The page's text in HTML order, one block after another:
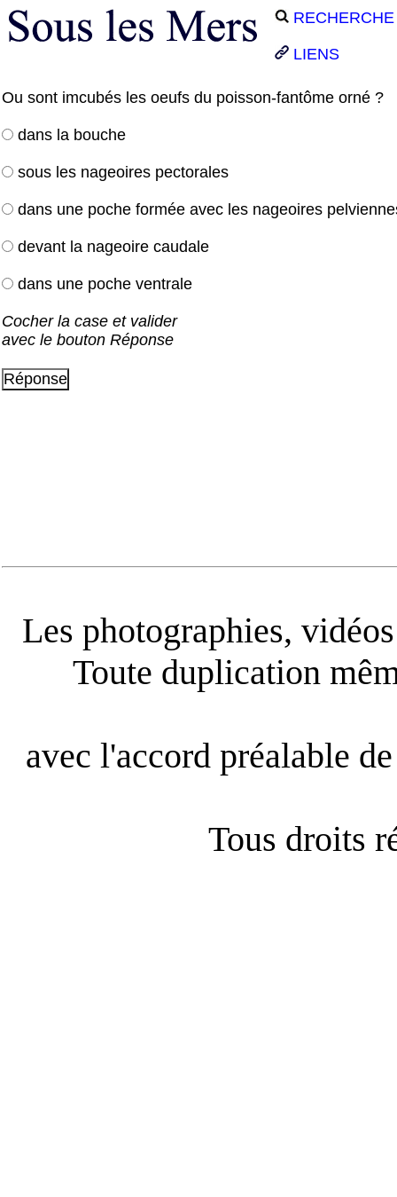
RECHERCHE
LIENS
Ou sont imcubés les oeufs du poisson-fantôme orné ?
dans la bouche
sous les nageoires pectorales
dans une poche formée avec les nageoires
devant la nageoire caudale
dans une poche ventrale
Cocher la case et valider
avec le bouton Réponse
Les photographies,
Toute duplication
avec l'accord préalable
Tous droits